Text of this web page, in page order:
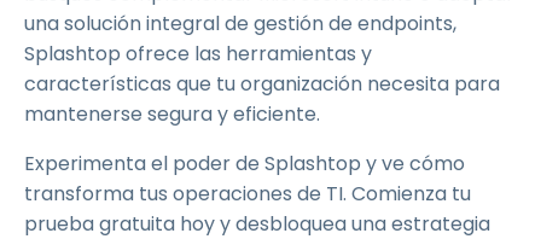
una solución integral de gestión de endpoints,
Splashtop ofrece las herramientas y
características que tu organización necesita para
mantenerse segura y eficiente.
Experimenta el poder de Splashtop y ve cómo
transforma tus operaciones de TI. Comienza tu
prueba gratuita hoy y desbloquea una estrategia